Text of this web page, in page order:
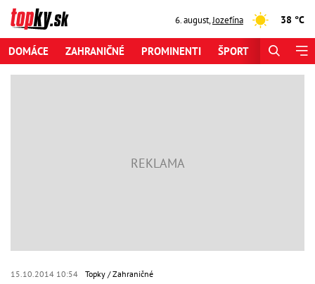
6. august,Jozefína 38 °C
DOMÁCE ZAHRANIČNÉ PROMINENTI ŠPORT
15.10.2014 10:54 Topky Zahraničné